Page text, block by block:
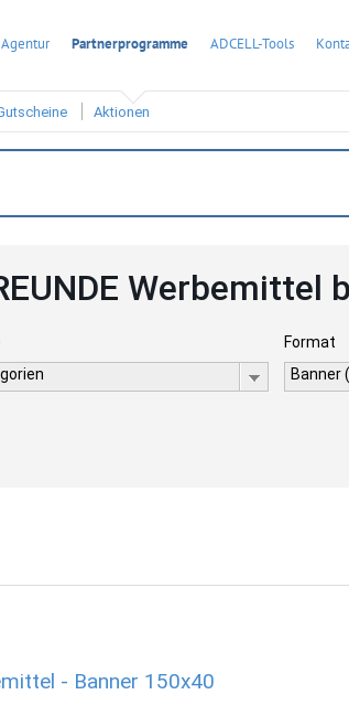
Agentur Partnerprogramme ADCELL-Tools
Aktionen
Werbemittel
Format
Banner
- Banner 150x40